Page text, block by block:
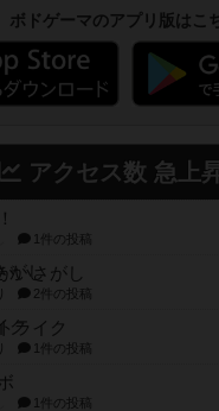
ボドゲーマのアプリ版はこ
アクセス数 急上
1件の投稿
いさがし
2件の投稿
ライク
1件の投稿
1件の投稿